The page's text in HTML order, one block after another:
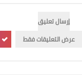
إرسال تعليق
عرض التعليقات فقط